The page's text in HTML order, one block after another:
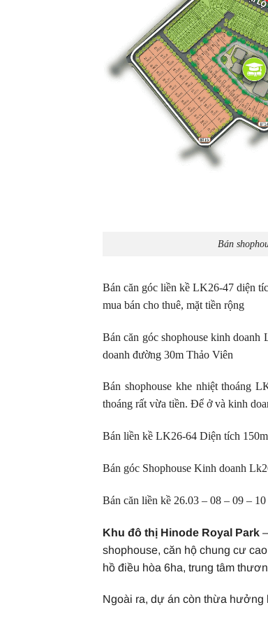
Bán
Bán căn góc liền kề LK26-47 diện
mua bán cho thuê, mặt tiền rộng
Bán căn góc shophouse kinh
doanh đường 30m Thảo Viên
Bán shophouse khe nhiệt thoáng
thoáng rất vừa tiền. Để ở và kinh
Bán liền kề LK26-64 Diện tích
Bán góc Shophouse Kinh doanh
Bán căn liền kề 26.03 – 08 – 09 –
Khu đô thị Hinode Royal Park –
shophouse, căn hộ chung cư
hồ điều hòa 6ha, trung tâm
Ngoài ra, dự án còn thừa hưởng